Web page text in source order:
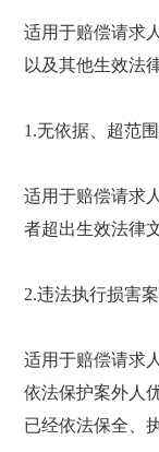
适用于赔偿请求
以及其他生效法
1.无依据、超范
适用于赔偿请求
者超出生效法律
2.违法执行损害
适用于赔偿请求
依法保护案外人
已经依法保全、